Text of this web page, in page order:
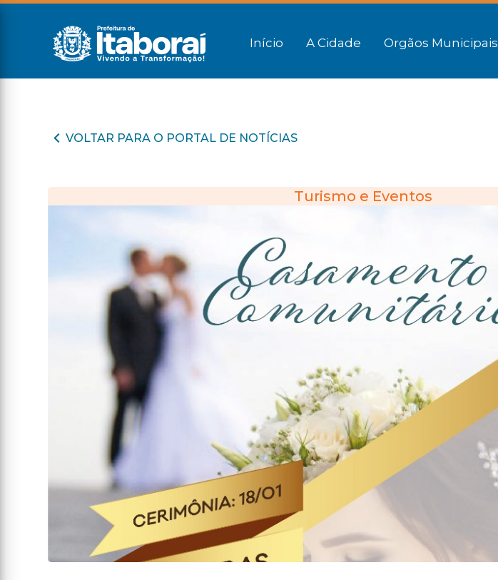
Início A Cidade Orgãos Municipais
VOLTAR PARA O PORTAL DE NOTÍCIAS
Turismo e Eventos